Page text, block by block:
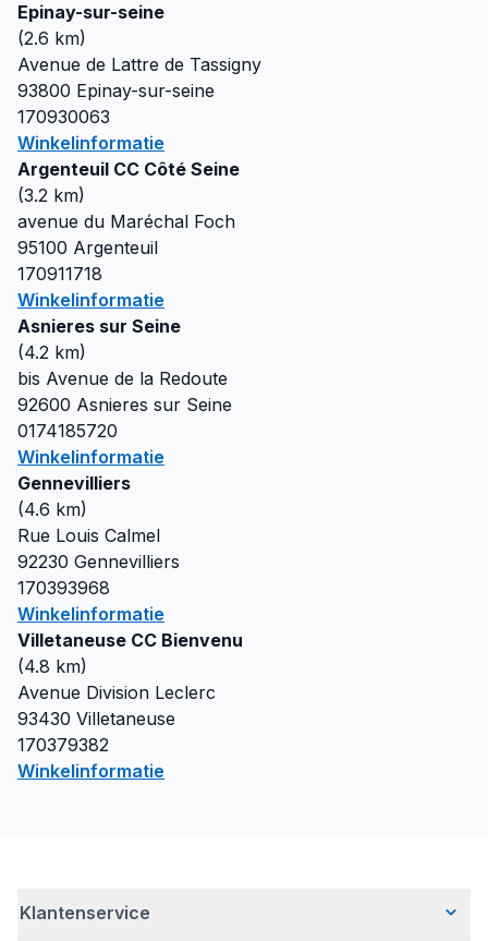
Epinay-sur-seine
(2.6 km)
Avenue de Lattre de Tassigny
93800 Epinay-sur-seine
170930063
Winkelinformatie
Argenteuil CC Côté Seine
(3.2 km)
avenue du Maréchal Foch
95100 Argenteuil
170911718
Winkelinformatie
Asnieres sur Seine
(4.2 km)
bis Avenue de la Redoute
92600 Asnieres sur Seine
0174185720
Winkelinformatie
Gennevilliers
(4.6 km)
Rue Louis Calmel
92230 Gennevilliers
170393968
Winkelinformatie
Villetaneuse CC Bienvenu
(4.8 km)
Avenue Division Leclerc
93430 Villetaneuse
170379382
Winkelinformatie
Klantenservice